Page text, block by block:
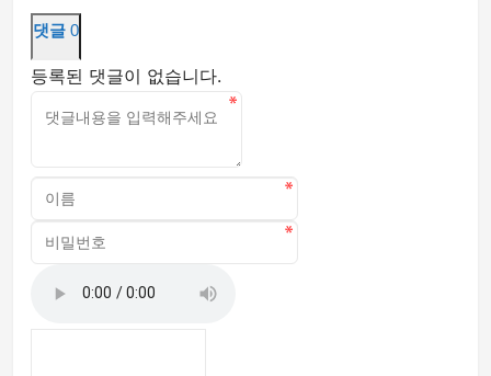
댓글 0
등록된 댓글이 없습니다.